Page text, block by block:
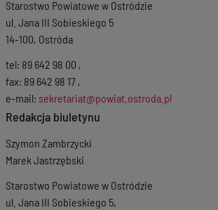
Starostwo Powiatowe w Ostródzie
ul. Jana III Sobieskiego 5
14-100, Ostróda
tel: 89 642 98 00 ,
fax: 89 642 98 17 ,
e-mail: sekretariat@powiat.ostroda.pl
Redakcja biuletynu
Szymon Zambrzycki
Marek Jastrzębski
Starostwo Powiatowe w Ostródzie
ul. Jana III Sobieskiego 5,